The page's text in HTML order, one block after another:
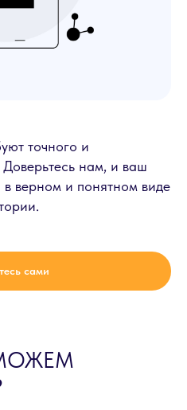
точного и
нам, и ваш
в верном и понятном виде
сами